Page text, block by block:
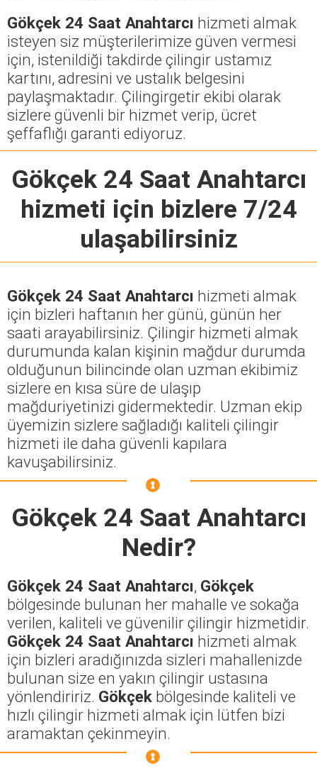
Gökçek 24 Saat Anahtarcı hizmeti almak
isteyen siz müşterilerimize güven vermesi
için, istenildiği takdirde çilingir ustamız
kartını, adresini ve ustalık belgesini
paylaşmaktadır. Çilingirgetir ekibi olarak
sizlere güvenli bir hizmet verip, ücret
şeffaflığı garanti ediyoruz.
Gökçek 24 Saat Anahtarcı
hizmeti için bizlere 7/24
ulaşabilirsiniz
Gökçek 24 Saat Anahtarcı hizmeti almak
için bizleri haftanın her günü, günün her
saati arayabilirsiniz. Çilingir hizmeti almak
durumunda kalan kişinin mağdur durumda
olduğunun bilincinde olan uzman ekibimiz
sizlere en kısa süre de ulaşıp
mağduriyetinizi gidermektedir. Uzman ekip
üyemizin sizlere sağladığı kaliteli çilingir
hizmeti ile daha güvenli kapılara
kavuşabilirsiniz.
Gökçek 24 Saat Anahtarcı
Nedir?
Gökçek 24 Saat Anahtarcı, Gökçek
bölgesinde bulunan her mahalle ve sokağa
verilen, kaliteli ve güvenilir çilingir hizmetidir.
Gökçek 24 Saat Anahtarcı hizmeti almak
için bizleri aradığınızda sizleri mahallenizde
bulunan size en yakın çilingir ustasına
yönlendiririz. Gökçek bölgesinde kaliteli ve
hızlı çilingir hizmeti almak için lütfen bizi
aramaktan çekinmeyin.